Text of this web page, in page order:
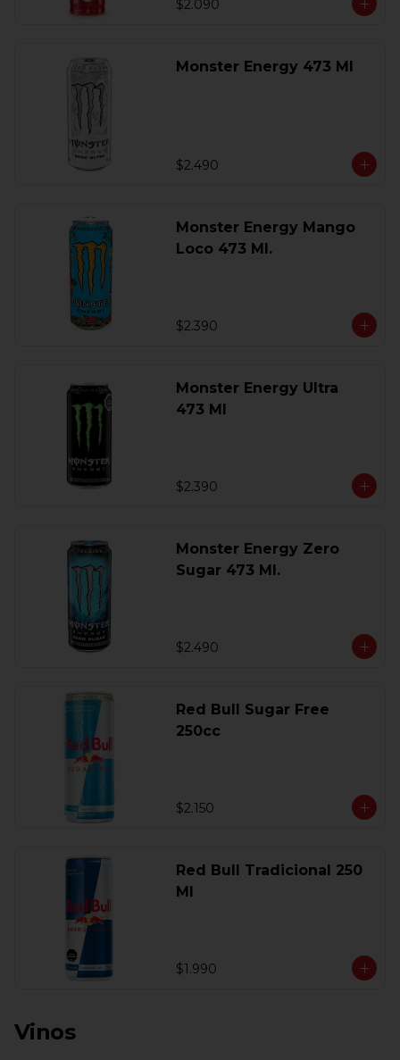
$2.090
Monster Energy 473 Ml
$2.490
Monster Energy Mango
Loco 473 Ml.
$2.390
Monster Energy Ultra
473 Ml
$2.390
Monster Energy Zero
Sugar 473 Ml.
$2.490
Red Bull Sugar Free
250cc
$2.150
Red Bull Tradicional 250
Ml
$1.990
Vinos